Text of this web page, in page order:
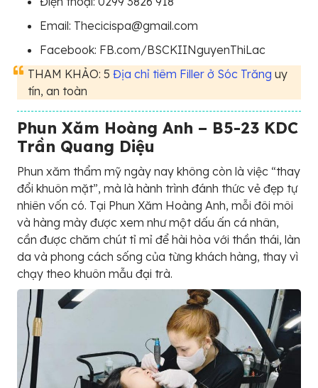
Email: Thecicispa@gmail.com
Facebook: FB.com/BSCKIINguyenThiLac
THAM KHẢO: 5 Địa chỉ tiêm Filler ở Sóc Trăng uy
tín, an toàn
Phun Xăm Hoàng Anh – B5-23 KDC
Trần Quang Diệu
Phun xăm thẩm mỹ ngày nay không còn là việc “thay
đổi khuôn mặt”, mà là hành trình đánh thức vẻ đẹp tự
nhiên vốn có. Tại Phun Xăm Hoàng Anh, mỗi đôi môi
và hàng mày được xem như một dấu ấn cá nhân,
cần được chăm chút tỉ mỉ để hài hòa với thần thái, làn
da và phong cách sống của từng khách hàng, thay vì
chạy theo khuôn mẫu đại trà.